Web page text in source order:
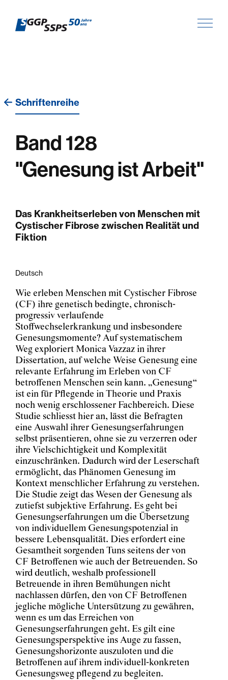
Schriftenreihe
Band 128
"Genesung ist Arbeit"
Das Krankheitserleben von Menschen mit
Cystischer Fibrose zwischen Realität und
Fiktion
Deutsch
Wie erleben Menschen mit Cystischer Fibrose
(CF) ihre genetisch bedingte, chronisch-
progressiv verlaufende
Stoffwechselerkrankung und insbesondere
Genesungsmomente? Auf systematischem
Weg exploriert Monica Vazzaz in ihrer
Dissertation, auf welche Weise Genesung eine
relevante Erfahrung im Erleben von CF
betroffenen Menschen sein kann. „Genesung“
ist ein für Pflegende in Theorie und Praxis
noch wenig erschlossener Fachbereich. Diese
Studie schliesst hier an, lässt die Befragten
eine Auswahl ihrer Genesungserfahrungen
selbst präsentieren, ohne sie zu verzerren oder
ihre Vielschichtigkeit und Komplexität
einzuschränken. Dadurch wird der Leserschaft
ermöglicht, das Phänomen Genesung im
Kontext menschlicher Erfahrung zu verstehen.
Die Studie zeigt das Wesen der Genesung als
zutiefst subjektive Erfahrung. Es geht bei
Genesungserfahrungen um die Übersetzung
von individuellem Genesungspotenzial in
bessere Lebensqualität. Dies erfordert eine
Gesamtheit sorgenden Tuns seitens der von
CF Betroffenen wie auch der Betreuenden. So
wird deutlich, weshalb professionell
Betreuende in ihren Bemühungen nicht
nachlassen dürfen, den von CF Betroffenen
jegliche mögliche Untersützung zu gewähren,
wenn es um das Erreichen von
Genesungserfahrungen geht. Es gilt eine
Genesungsperspektive ins Auge zu fassen,
Genesungshorizonte auszuloten und die
Betroffenen auf ihrem individuell-konkreten
Genesungsweg pflegend zu begleiten.